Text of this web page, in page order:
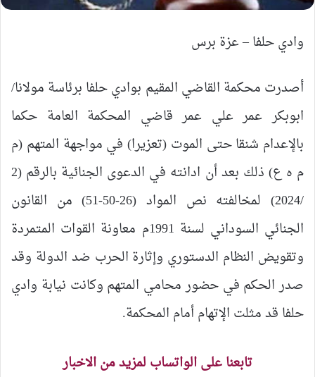
وادي حلفا – عزة برس
أصدرت محكمة القاضي المقيم بوادي حلفا برئاسة مولانا/
ابوبكر عمر علي عمر قاضي المحكمة العامة حكما
بالإعدام شنقا حتى الموت (تعزيرا) في مواجهة المتهم (م
م ه ع) ذلك بعد أن ادانته في الدعوى الجنائية بالرقم (2
/2024) لمخالفته نص المواد (26-50-51) من القانون
الجنائي السوداني لسنة 1991م معاونة القوات المتمردة
وتقويض النظام الدستوري وإثارة الحرب ضد الدولة وقد
صدر الحكم في حضور محامي المتهم وكانت نيابة وادي
حلفا قد مثلت الإتهام أمام المحكمة.
تابعنا على الواتساب لمزيد من الاخبار